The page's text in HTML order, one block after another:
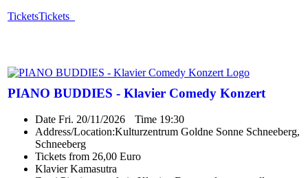
TicketsTickets
PIANO BUDDIES - Klavier Comedy Konzert
Date Fri. 20/11/2026 Time 19:30
Address/Location:Kulturzentrum Goldne Sonne Schneeberg,
Schneeberg
Tickets from 26,00 Euro
Klavier Kamasutra